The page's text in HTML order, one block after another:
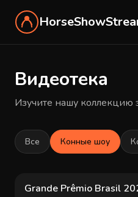
Видеотека
Изучите нашу коллекцию
Все Конные шоу
Grande Prêmio Brasil